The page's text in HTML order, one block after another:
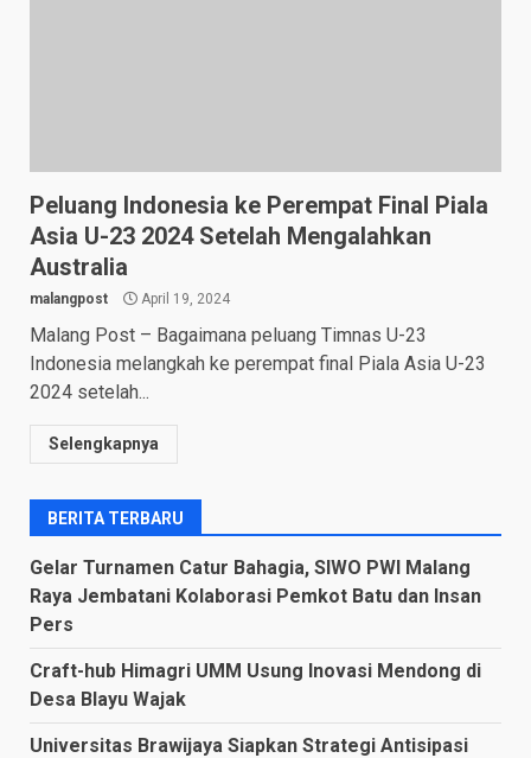
Peluang Indonesia ke Perempat Final Piala
Asia U-23 2024 Setelah Mengalahkan
Australia
malangpost April 19, 2024
Malang Post – Bagaimana peluang Timnas U-23
Indonesia melangkah ke perempat final Piala Asia U-23
2024 setelah...
Selengkapnya
BERITA TERBARU
Gelar Turnamen Catur Bahagia, SIWO PWI Malang
Raya Jembatani Kolaborasi Pemkot Batu dan Insan
Pers
Craft-hub Himagri UMM Usung Inovasi Mendong di
Desa Blayu Wajak
Universitas Brawijaya Siapkan Strategi Antisipasi